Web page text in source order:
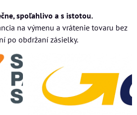
spoľahlivo a s istotou.
na výmenu a vrátenie tovaru bez
po obdržaní zásielky.